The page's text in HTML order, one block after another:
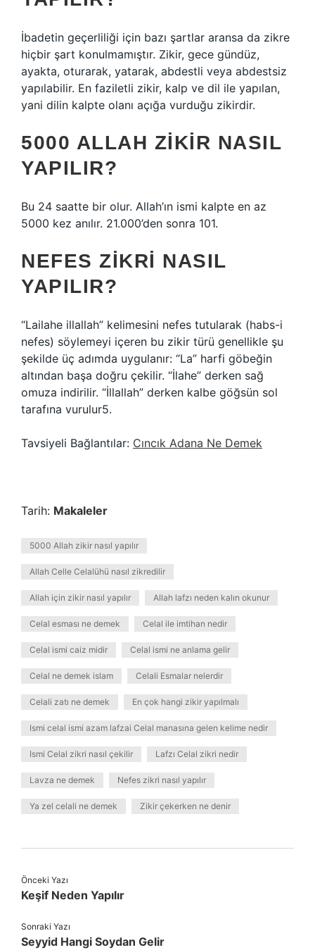
İbadetin geçerliliği için bazı şartlar aransa da zikre
hiçbir şart konulmamıştır. Zikir, gece gündüz,
ayakta, oturarak, yatarak, abdestli veya abdestsiz
yapılabilir. En faziletli zikir, kalp ve dil ile yapılan,
yani dilin kalpte olanı açığa vurduğu zikirdir.
5000 ALLAH ZIKIR NASIL
YAPILIR?
Bu 24 saatte bir olur. Allah’ın ismi kalpte en az
5000 kez anılır. 21.000’den sonra 101.
NEFES ZIKRI NASIL
YAPILIR?
“Lailahe illallah” kelimesini nefes tutularak (habs-i
nefes) söylemeyi içeren bu zikir türü genellikle şu
şekilde üç adımda uygulanır: “La” harfi göbeğin
altından başa doğru çekilir. “İlahe” derken sağ
omuza indirilir. “İllallah” derken kalbe göğsün sol
tarafına vurulur5.
Tavsiyeli Bağlantılar: Cıncık Adana Ne Demek
Tarih: Makaleler
5000 Allah zikir nasıl yapılır
Allah Celle Celalühü nasıl zikredilir
Allah için zikir nasıl yapılır Allah lafzı neden kalın okunur
Celal esması ne demek Celal ile imtihan nedir
Celal ismi caiz midir Celal ismi ne anlama gelir
Celal ne demek islam Celali Esmalar nelerdir
Celali zatı ne demek En çok hangi zikir yapılmalı
Ismi celal ismi azam lafzai Celal manasına gelen kelime nedir
Ismi Celal zikri nasıl çekilir Lafzı Celal zikri nedir
Lavza ne demek Nefes zikri nasıl yapılır
Ya zel celali ne demek Zikir çekerken ne denir
Önceki Yazı
Keşif Neden Yapılır
Sonraki Yazı
Seyyid Hangi Soydan Gelir